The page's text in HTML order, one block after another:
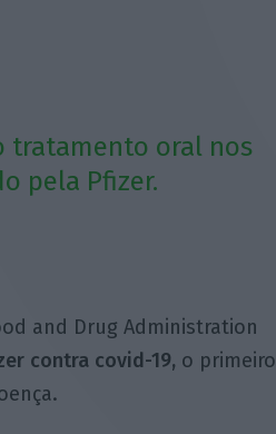
tratamento oral nos
pela Pfizer.
and Drug Administration
contra covid-19, o primeiro